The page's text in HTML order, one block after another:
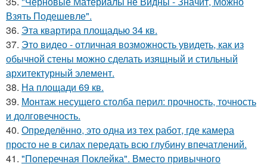
Взять Подешевле".
36. Эта квартира площадью 34 кв.
37. Это видео - отличная возможность увидеть, как из
обычной стены можно сделать изящный и стильный
архитектурный элемент.
38. На площади 69 кв.
39. Монтаж несущего столба перил: прочность, точность
и долговечность.
40. Определённо, это одна из тех работ, где камера
просто не в силах передать всю глубину впечатлений.
41. "Поперечная Поклейка". Вместо привычного